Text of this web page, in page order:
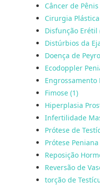
Câncer de Pênis
Cirurgia
Disfunção Erétil
Distúrbios da
Doença de
Ecodoppler
Engrossamento
Fimose (1)
Hiperplasia
Infertilidade
Prótese de
Prótese Peniana
Reposição
Reversão de
torção de